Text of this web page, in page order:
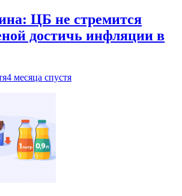
ЦБ не стремится
достичь инфляции в
4 месяца спустя